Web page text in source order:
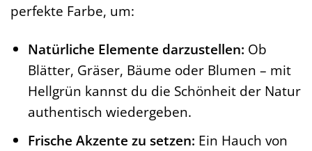
perfekte Farbe, um:
Natürliche Elemente darzustellen: Ob
Blätter, Gräser, Bäume oder Blumen – mit
Hellgrün kannst du die Schönheit der Natur
authentisch wiedergeben.
Frische Akzente zu setzen: Ein Hauch von